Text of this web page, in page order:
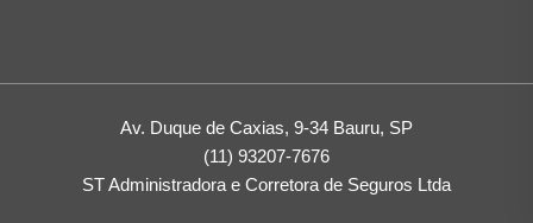
Av. Duque de Caxias, 9-34 Bauru, SP
(11) 93207-7676
ST Administradora e Corretora de Seguros Ltda